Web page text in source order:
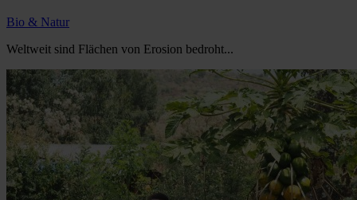
Bio & Natur
Weltweit sind Flächen von Erosion bedroht...